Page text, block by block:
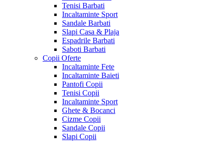
Tenisi Barbati
Incaltaminte Sport
Sandale Barbati
Slapi Casa & Plaja
Espadrile Barbati
Saboti Barbati
Copii Oferte
Incaltaminte Fete
Incaltaminte Baieti
Pantofi Copii
Tenisi Copii
Incaltaminte Sport
Ghete & Bocanci
Cizme Copii
Sandale Copii
Slapi Copii